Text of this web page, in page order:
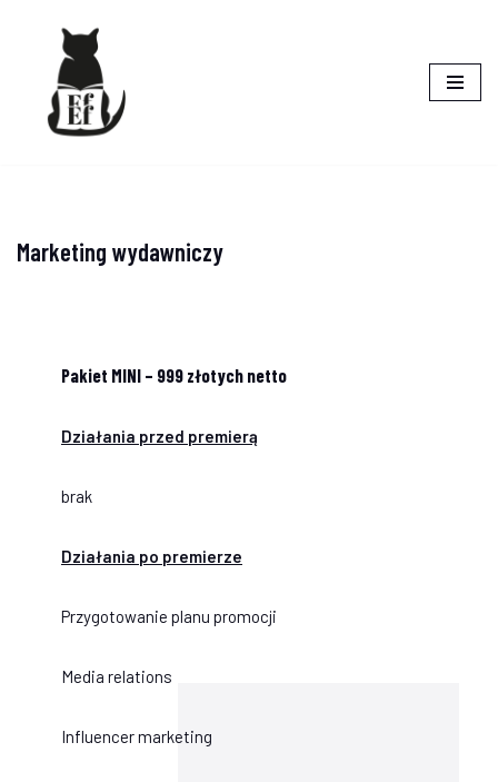
Przejdź
treści
Marketing wydawniczy
Pakiet MINI – 999 złotych netto
Działania przed premierą
brak
Działania po premierze
Przygotowanie planu promocji
Media relations
Influencer marketing